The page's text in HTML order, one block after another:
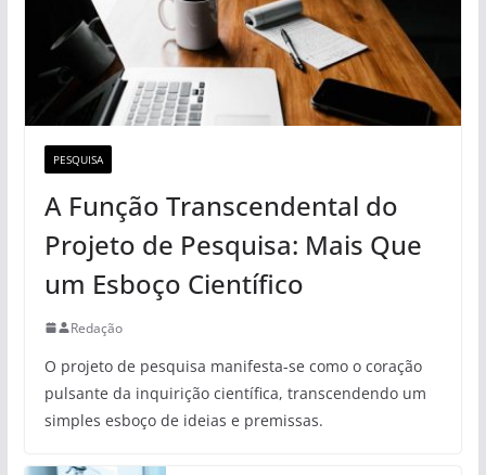
PESQUISA
A Função Transcendental do
Projeto de Pesquisa: Mais Que
um Esboço Científico
Redação
O projeto de pesquisa manifesta-se como o coração
pulsante da inquirição científica, transcendendo um
simples esboço de ideias e premissas.